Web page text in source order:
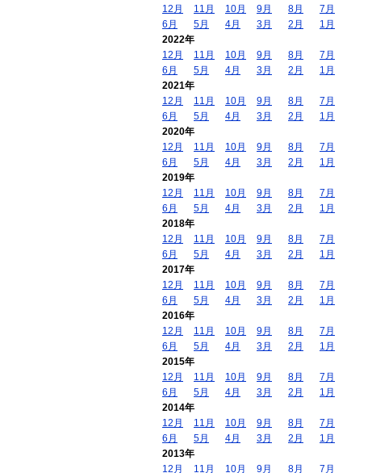
12月
11月 10月 9月 8月
7月
6月
5月 4月 3月 2月
1月
2022年
12月
11月 10月 9月 8月
7月
6月
5月 4月 3月 2月
1月
2021年
12月
11月 10月 9月 8月
7月
6月
5月 4月 3月 2月
1月
2020年
12月
11月 10月 9月 8月
7月
6月
5月 4月 3月 2月
1月
2019年
12月
11月 10月 9月 8月
7月
6月
5月 4月 3月 2月
1月
2018年
12月
11月 10月 9月 8月
7月
6月
5月 4月 3月 2月
1月
2017年
12月
11月 10月 9月 8月
7月
6月
5月 4月 3月 2月
1月
2016年
12月
11月 10月 9月 8月
7月
6月
5月 4月 3月 2月
1月
2015年
12月
11月 10月 9月 8月
7月
6月
5月 4月 3月 2月
1月
2014年
12月
11月 10月 9月 8月
7月
6月
5月 4月 3月 2月
1月
2013年
12月
11月 10月 9月 8月 7月